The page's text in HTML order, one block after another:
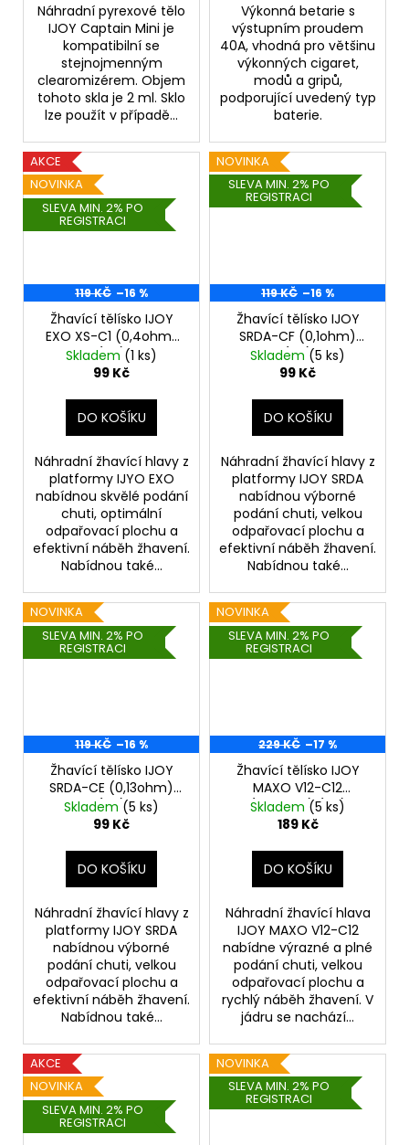
Náhradní pyrexové tělo
IJOY Captain Mini je
kompatibilní se
stejnojmenným
clearomizérem. Objem
tohoto skla je 2 ml. Sklo
lze použít v případě...
Výkonná betarie s
výstupním proudem
40A, vhodná pro většinu
výkonných cigaret,
modů a gripů,
podporující uvedený typ
baterie.
AKCE
NOVINKA
SLEVA MIN. 2% PO
REGISTRACI
119 KČ –16 %
Žhavící tělísko IJOY
EXO XS-C1 (0,4ohm)
(1ks)
Skladem (1 ks)
99 Kč
DO KOŠÍKU
Náhradní žhavící hlavy z
platformy IJYO EXO
nabídnou skvělé podání
chuti, optimální
odpařovací plochu a
efektivní náběh žhavení.
Nabídnou také...
NOVINKA
SLEVA MIN. 2% PO
REGISTRACI
119 KČ –16 %
Žhavící tělísko IJOY
SRDA-CF (0,1ohm)
(1ks)
Skladem (5 ks)
99 Kč
DO KOŠÍKU
Náhradní žhavící hlavy z
platformy IJOY SRDA
nabídnou výborné
podání chuti, velkou
odpařovací plochu a
efektivní náběh žhavení.
Nabídnou také...
NOVINKA
SLEVA MIN. 2% PO
REGISTRACI
119 KČ –16 %
Žhavící tělísko IJOY
SRDA-CE (0,13ohm)
(1ks)
Skladem (5 ks)
99 Kč
DO KOŠÍKU
Náhradní žhavící hlavy z
platformy IJOY SRDA
nabídnou výborné
podání chuti, velkou
odpařovací plochu a
efektivní náběh žhavení.
Nabídnou také...
NOVINKA
SLEVA MIN. 2% PO
REGISTRACI
229 KČ –17 %
Žhavící tělísko IJOY
MAXO V12-C12
(0,12ohm) (1ks)
Skladem (5 ks)
189 Kč
DO KOŠÍKU
Náhradní žhavící hlava
IJOY MAXO V12-C12
nabídne výrazné a plné
podání chuti, velkou
odpařovací plochu a
rychlý náběh žhavení. V
jádru se nachází...
AKCE
NOVINKA
SLEVA MIN. 2% PO
REGISTRACI
NOVINKA
SLEVA MIN. 2% PO
REGISTRACI